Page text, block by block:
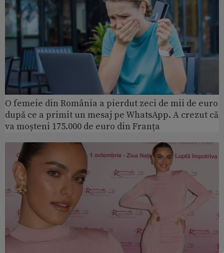
O femeie din România a pierdut zeci de mii de euro
după ce a primit un mesaj pe WhatsApp. A crezut că
va moșteni 175.000 de euro din Franța